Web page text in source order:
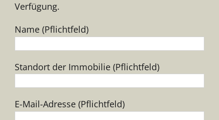
Verfügung.
Name (Pflichtfeld)
Standort der Immobilie (Pflichtfeld)
E-Mail-Adresse (Pflichtfeld)